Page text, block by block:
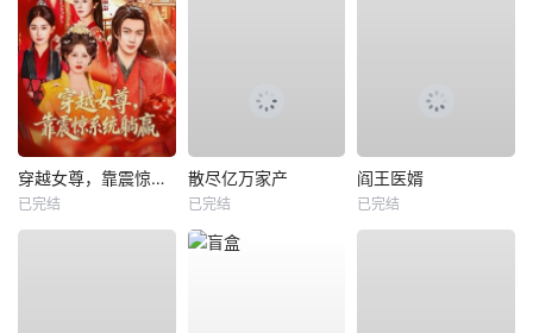
穿越女尊，靠震惊系统躺赢
已完结
散尽亿万家产
已完结
阎王医婿
已完结